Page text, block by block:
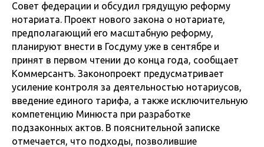
Совет федерации и обсудил грядущую реформу
нотариата. Проект нового закона о нотариате,
предполагающий его масштабную реформу,
планируют внести в Госдуму уже в сентябре и
принят в первом чтении до конца года, сообщает
Коммерсантъ. Законопроект предусматривает
усиление контроля за деятельностью нотариусов,
введение единого тарифа, а также исключительную
компетенцию Минюста при разработке
подзаконных актов. В пояснительной записке
отмечается, что подходы, позволившие